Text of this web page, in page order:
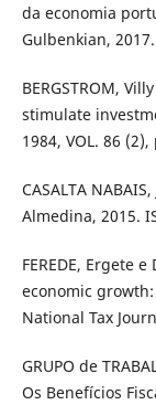
da economia
Gulbenkian,
BERGSTROM,
stimulate
1984, VOL. 86
CASALTA
Almedina, 2015.
FEREDE, Ergete
economic
National Tax
GRUPO de
Os Benefícios